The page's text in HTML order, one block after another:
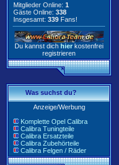
Mitglieder Online: 1
Gäste Online: 338
Insgesamt: 339 Fans!
Du kannst dich hier kostenfrei
registrieren
Was suchst du?
Anzeige/Werbung
Komplette Opel Calibra
Calibra Tuningteile
Calibra Ersatzteile
Calibra Zubehörteile
Calibra Felgen / Räder